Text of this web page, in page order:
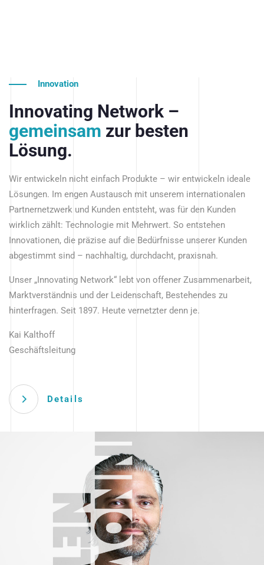
Innovation
Innovating Network –
gemeinsam zur besten
Lösung.
Wir entwickeln nicht einfach Produkte – wir entwickeln ideale
Lösungen. Im engen Austausch mit unserem internationalen
Partnernetzwerk und Kunden entsteht, was für den Kunden
wirklich zählt: Technologie mit Mehrwert. So entstehen
Innovationen, die präzise auf die Bedürfnisse unserer Kunden
abgestimmt sind – nachhaltig, durchdacht, praxisnah.
Unser „Innovating Network“ lebt von offener Zusammenarbeit,
Marktverständnis und der Leidenschaft, Bestehendes zu
hinterfragen. Seit 1897. Heute vernetzter denn je.
Kai Kalthoff
Geschäftsleitung
Details